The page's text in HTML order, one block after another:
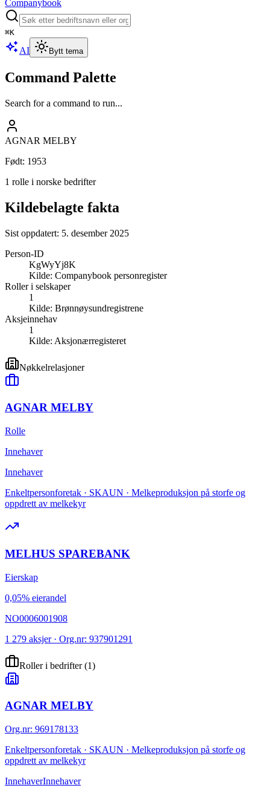
Companybook
⌘K
AI Bytt tema
Command Palette
Search for a command to run...
AGNAR MELBY
Født: 1953
1 rolle i norske bedrifter
Kildebelagte fakta
Sist oppdatert: 5. desember 2025
Person-ID
KgWyYj8K
Kilde: Companybook personregister
Roller i selskaper
1
Kilde: Brønnøysundregistrene
Aksjeinnehav
1
Kilde: Aksjonærregisteret
Nøkkelrelasjoner
AGNAR MELBY
Rolle
Innehaver
Innehaver
Enkeltpersonforetak · SKAUN · Melkeproduksjon på storfe og
oppdrett av melkekyr
MELHUS SPAREBANK
Eierskap
0,05% eierandel
NO0006001908
1 279 aksjer · Org.nr: 937901291
Roller i bedrifter(1)
AGNAR MELBY
Org.nr: 969178133
Enkeltpersonforetak · SKAUN · Melkeproduksjon på storfe og
oppdrett av melkekyr
InnehaverInnehaver